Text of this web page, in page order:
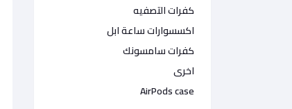
كفرات التصفيه
اكسسوارات ساعة ابل
كفرات سامسونك
اخرى
AirPods case